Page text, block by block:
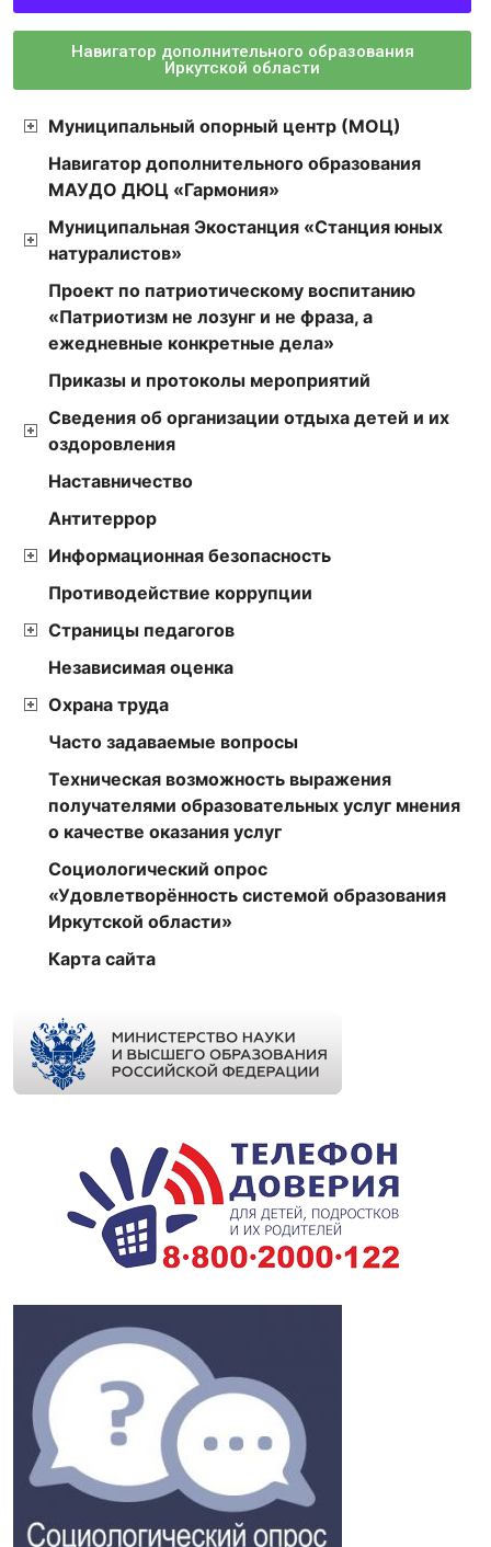
Навигатор дополнительного образования
Иркутской области
Муниципальный опорный центр (МОЦ)
Навигатор дополнительного образования
МАУДО ДЮЦ «Гармония»
Муниципальная Экостанция «Станция юных
натуралистов»
Проект по патриотическому воспитанию
«Патриотизм не лозунг и не фраза, а
ежедневные конкретные дела»
Приказы и протоколы мероприятий
Сведения об организации отдыха детей и их
оздоровления
Наставничество
Антитеррор
Информационная безопасность
Противодействие коррупции
Страницы педагогов
Независимая оценка
Охрана труда
Часто задаваемые вопросы
Техническая возможность выражения
получателями образовательных услуг мнения
о качестве оказания услуг
Социологический опрос
«Удовлетворённость системой образования
Иркутской области»
Карта сайта